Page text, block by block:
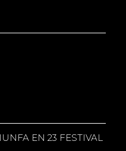
EN 23 FESTIVAL